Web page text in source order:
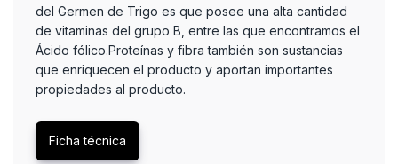
del Germen de Trigo es que posee una alta cantidad
de vitaminas del grupo B, entre las que encontramos el
Ácido fólico.Proteínas y fibra también son sustancias
que enriquecen el producto y aportan importantes
propiedades al producto.
Ficha técnica